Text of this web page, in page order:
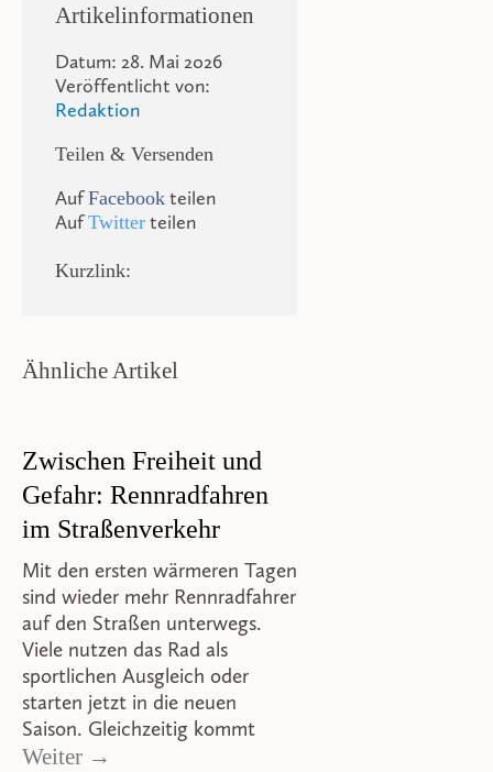
Artikelinformationen
Datum: 28. Mai 2026
Veröffentlicht von:
Redaktion
Teilen & Versenden
AufFacebook teilen
AufTwitter teilen
Kurzlink:
Ähnliche Artikel
Zwischen Freiheit und
Gefahr: Rennradfahren
im Straßenverkehr
Mit den ersten wärmeren Tagen
sind wieder mehr Rennradfahrer
auf den Straßen unterwegs.
Viele nutzen das Rad als
sportlichen Ausgleich oder
starten jetzt in die neuen
Saison. Gleichzeitig kommt
Weiter →